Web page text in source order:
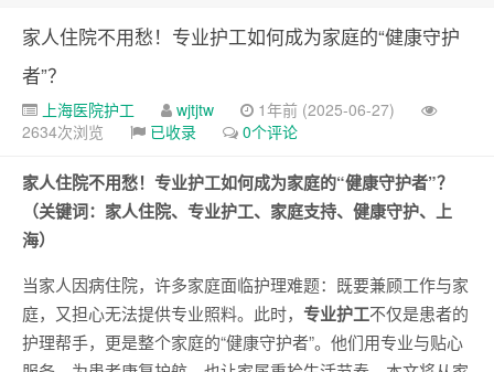
家人住院不用愁！专业护工如何成为家庭的“健康守护
者”？
上海医院护工 wjtjtw
1年前 (2025-06-27)
2634次浏览
已收录 0个评论
家人住院不用愁！专业护工如何成为家庭的“健康守护者”？
（关键词：家人住院、专业护工、家庭支持、健康守护、上
海）
当家人因病住院，许多家庭面临护理难题：既要兼顾工作与家
庭，又担心无法提供专业照料。此时， 专业护工不仅是患者的
护理帮手，更是整个家庭的“健康守护者”。他们用专业与贴心